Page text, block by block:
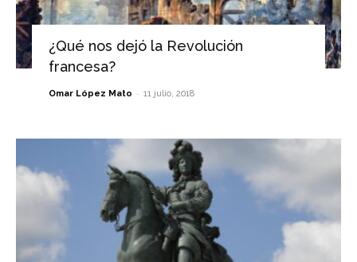
¿Qué nos dejó la Revolución
francesa?
Omar López Mato - 11 julio, 2018